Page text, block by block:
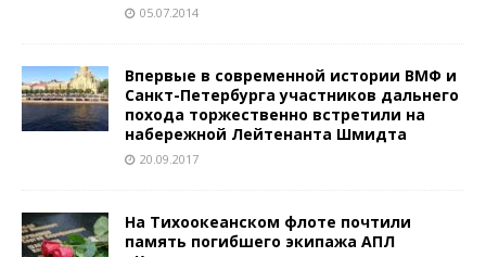
05.07.2014
Впервые в современной истории ВМФ и
Санкт-Петербурга участников дальнего
похода торжественно встретили на
набережной Лейтенанта Шмидта
20.09.2017
На Тихоокеанском флоте почтили
память погибшего экипажа АПЛ